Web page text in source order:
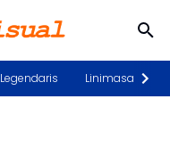
Legendaris Linimasa